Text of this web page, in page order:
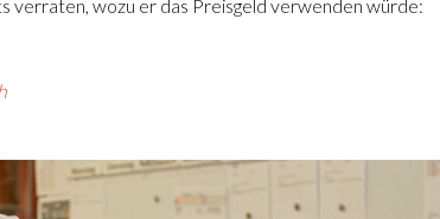
verraten, wozu er das Preisgeld verwenden würde: